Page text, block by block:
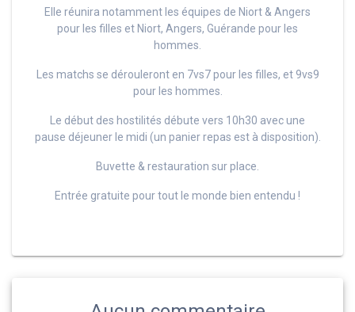
Elle réunira notamment les équipes de Niort & Angers
pour les filles et Niort, Angers, Guérande pour les
hommes.
Les matchs se dérouleront en 7vs7 pour les filles, et 9vs9
pour les hommes.
Le début des hostilités débute vers 10h30 avec une
pause déjeuner le midi (un panier repas est à disposition).
Buvette & restauration sur place.
Entrée gratuite pour tout le monde bien entendu !